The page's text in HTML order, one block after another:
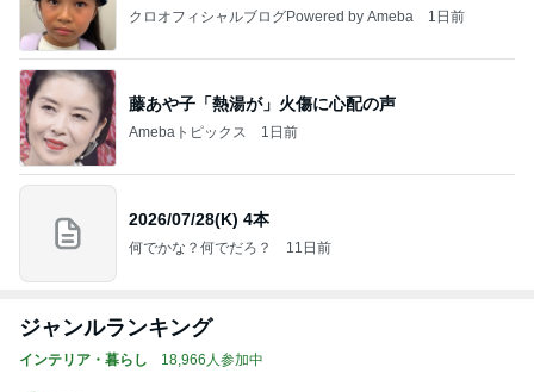
クロオフィシャルブログPowered by Ameba 1日前
藤あや子「熱湯が」火傷に心配の声
Amebaトピックス 1日前
2026/07/28(K) 4本
何でかな？何でだろ？ 11日前
ジャンルランキング
インテリア・暮らし 18,966人参加中